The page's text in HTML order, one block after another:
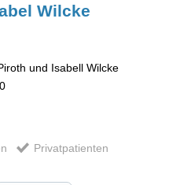
Wilcke
und Isabell Wilcke
Privatpatienten